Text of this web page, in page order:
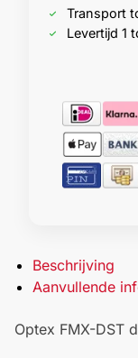
Transport
Levertijd 1
Beschrijving
Aanvullende
Optex FMX-DST